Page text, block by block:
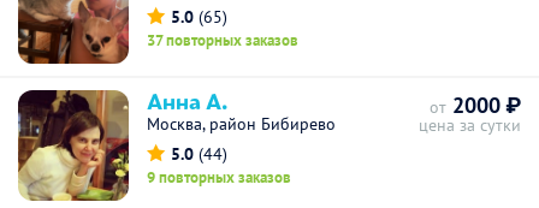
5.0 (65)
37 повторных заказов
Анна А.
Москва, район Бибирево
5.0 (44)
9 повторных заказов
от 2000 ₽
цена за сутки